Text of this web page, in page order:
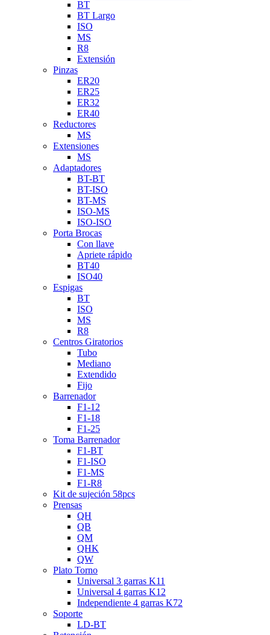
BT
BT Largo
ISO
MS
R8
Extensión
Pinzas
ER20
ER25
ER32
ER40
Reductores
MS
Extensiones
MS
Adaptadores
BT-BT
BT-ISO
BT-MS
ISO-MS
ISO-ISO
Porta Brocas
Con llave
Apriete rápido
BT40
ISO40
Espigas
BT
ISO
MS
R8
Centros Giratorios
Tubo
Mediano
Extendido
Fijo
Barrenador
F1-12
F1-18
F1-25
Toma Barrenador
F1-BT
F1-ISO
F1-MS
F1-R8
Kit de sujeción 58pcs
Prensas
QH
QB
QM
QHK
QW
Plato Torno
Universal 3 garras K11
Universal 4 garras K12
Independiente 4 garras K72
Soporte
LD-BT